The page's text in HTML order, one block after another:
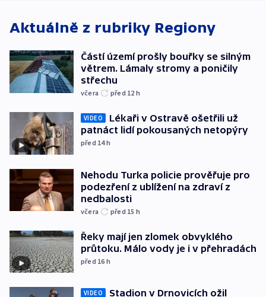
Aktuálně z rubriky Regiony
Částí území prošly bouřky se silným
větrem. Lámaly stromy a poničily
střechu
včera před 12 h
VIDEO
Lékaři v Ostravě ošetřili už
patnáct lidí pokousaných netopýry
před 14h
Nehodu Turka policie prověřuje pro
podezření z ublížení na zdraví z
nedbalosti
včera před 15 h
Řeky mají jen zlomek obvyklého
průtoku. Málo vody je i v přehradách
před 16 h
VIDEO
Stadion v Drnovicích ožil